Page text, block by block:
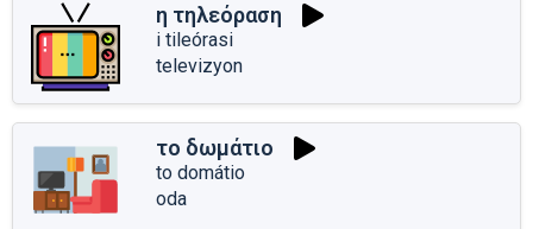
η τηλεόραση
i tileórasi
televizyon
το δωμάτιο
to domátio
oda